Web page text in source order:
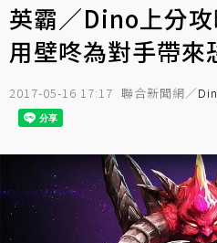
英霸／Dino上分
用壁咚為對手帶來
2017-05-16 17:17 聯合新聞網／